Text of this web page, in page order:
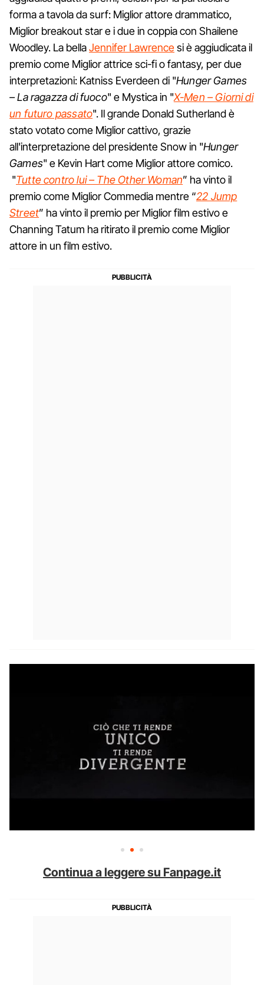
forma a tavola da surf: Miglior attore drammatico,
Miglior breakout star e i due in coppia con Shailene
Woodley. La bellaJennifer Lawrencesi è aggiudicata il
premio come Miglior attrice sci-fi o fantasy, per due
interpretazioni: Katniss Everdeen di "Hunger Games
– La ragazza di fuoco" e Mystica in "X-Men – Giorni di
un futuro passato". Il grande Donald Sutherland è
stato votato come Miglior cattivo, grazie
all'interpretazione del presidente Snow in "Hunger
Games" e Kevin Hart come Miglior attore comico.
"Tutte contro lui– The Other Woman” ha vinto il
premio come Miglior Commedia mentre “22 Jump
Street” ha vinto il premio per Miglior film estivo e
Channing Tatum ha ritirato il premio come Miglior
attore in un film estivo.
Continua a leggere su Fanpage.it